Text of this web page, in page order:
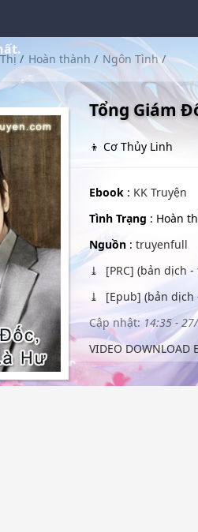
/ Hoàn thành / Ngôn Tình/
Tổng Giám
👦 Cơ Thủy Linh
Ebook : KK Truyện
Tình Trạng : Hoàn
Nguồn: truyenfull
[PRC] (bản dịch
[Epub] (bản dịch
Cập nhật:14:35 -
VIDEO DOWNLOAD